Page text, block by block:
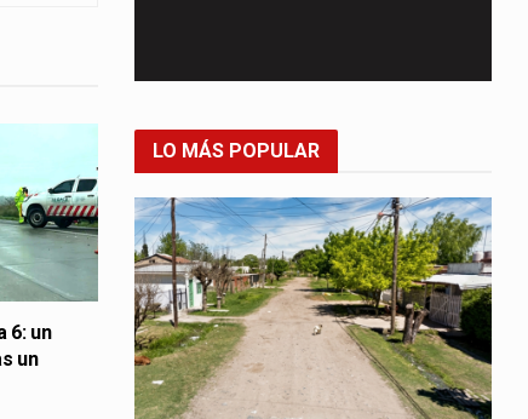
6: un
un
LO MÁS POPULAR